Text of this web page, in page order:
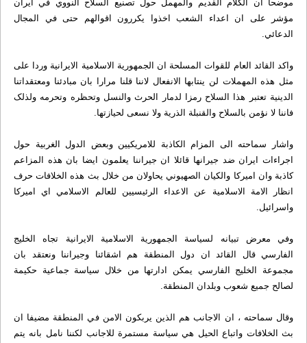
موضحا ان الکلام القديم والمهمل حول تصنيع السلاح النووي في ايران
مؤشر على ان اعداء الشعب اخذوا يکررون اقوالهم حتى في المجال
الدعائي.
واکد القائد العام للقوات المسلحة ان الجمهورية الاسلامية الايرانية وردا على
مثل هذه المهملات لن ينتابها الانفعال لاننا قلنا مرارا بان مبادئنا ومعتقداتنا
الدينية تعتبر هذا السلاح رمزا لدمار الحرث والنسل وتحظره وتحرمه ولذلک
فاننا لا نؤمن بالسلاح والقنبلة الذرية ولا نسعى لحيازتها.
واشار سماحته الى المزام الکاذبة للامريکيين وبعض الدول الغربية حول
اجراءات ايران ضد جيرانها قائلا ان جيراننا يعلمون ايضا بان هذه المزاعم
کاذبة وان اميرکا والکيان الصهيوني يحاولان من خلال بث هذه الخلافات حرف
انظار الامة الاسلامية عن الاعداء الرئيسيين للعالم الاسلامي اي اميرکا
واسرائيل.
وفي معرض تبيانه لسياسة الجمهورية الاسلامية الايرانية تجاه الخليج
الفارسي قال القائد ان دول المنطقة هم اشقائنا وجيراننا ونعتقد بان
مجموعة الخليج الفارسي يمکن ادارتها من خلال سياسة جماعية حکيمة
لصالح جميع شعوب وبلدان المنطقة.
وقال سماحته ، ان الاجانب هم الذين يربکون الامن في المنطقة مضيفا ان
بث الخلافات واتباع الحيل هي سياسة مستمرة للاجانب لکننا نامل بانه يتم